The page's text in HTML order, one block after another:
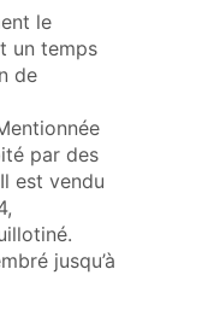
le
un temps
de
par des
est vendu
jusqu’à